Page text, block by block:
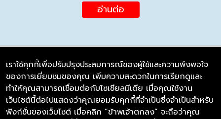
อ่านต่อ
บริษัท ซิมลิงค์ จำกัด
98/226 Bangrakyai-Baanmai Road,
Bangyai, Nonthaburi 11140
เราใช้คุกกี้เพื่อปรับปรุงประสบการณ์ของผู้ใช้และความพึงพอใจ
ของการเยี่ยมชมของคุณ เพิ่มความสะดวกในการเรียกดูและ
ทำให้คุณสามารถเชื่อมต่อกับโซเชียลมีเดีย เมื่อคุณใช้งาน
เว็บไซต์นี้ต่อไปแสดงว่าคุณยอมรับคุกกี้ที่จำเป็นซึ่งจำเป็นสำหรับ
ฟังก์ชั่นของเว็บไซต์ เมื่อคลิก “ข้าพเจ้าตกลง” จะถือว่าคุณ